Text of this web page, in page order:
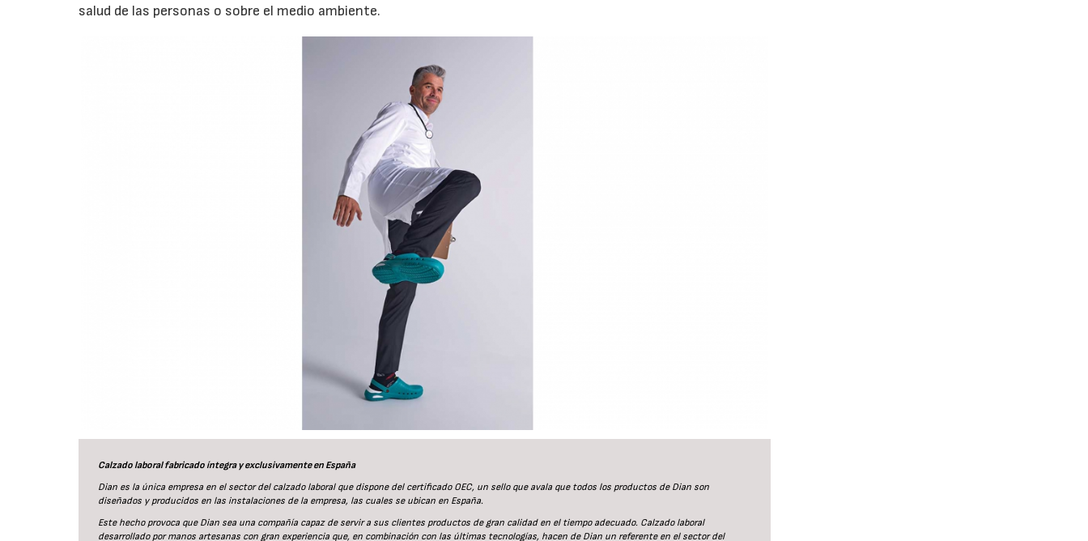
salud de las personas o sobre el medio ambiente.
Calzado laboral fabricado íntegra y exclusivamente en España
Dian es la única empresa en el sector del calzado laboral que dispone del certificado OEC, un sello que avala que todos los productos de Dian son
diseñados y producidos en las instalaciones de la empresa, las cuales se ubican en España.
Este hecho provoca que Dian sea una compañía capaz de servir a sus clientes productos de gran calidad en el tiempo adecuado. Calzado laboral
desarrollado por manos artesanas con gran experiencia que, en combinación con las últimas tecnologías, hacen de Dian un referente en el sector del